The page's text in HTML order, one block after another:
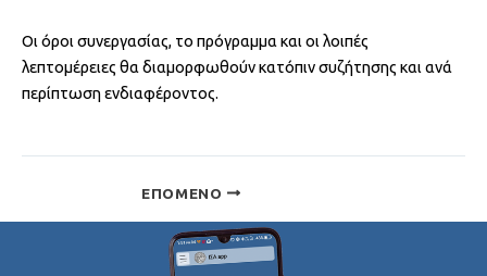
Οι όροι συνεργασίας, το πρόγραμμα και οι λοιπές
λεπτομέρειες θα διαμορφωθούν κατόπιν συζήτησης και ανά
περίπτωση ενδιαφέροντος.
ΕΠΌΜΕΝΟ